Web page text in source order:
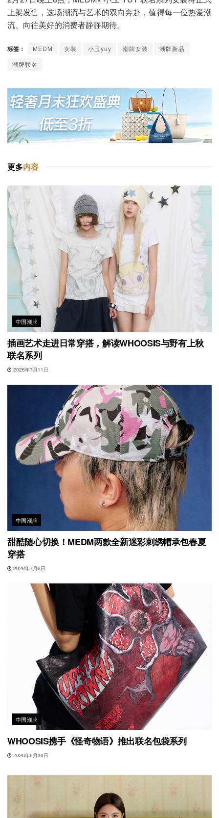
上架发售，这场潮流与艺术的双向奔赴，值得每一位热爱潮
流、向往美好的消费者静静期待。
标签： MEDM 女装 小玉yuy 潮牌女装
潮牌新品
潮牌联名
更多内容
中国潮牌
插画艺术走进日常穿搭，解读WHOOSIS与野有上秋
联名系列
2026年7月11日
中国潮牌
甜酷随心切换！MEDM两款全新迷彩刺绣帽承包春夏
穿搭
2026年7月6日
中国潮牌
WHOOSIS携手《怪奇物语》推出联名包袋系列
2026年6月30日